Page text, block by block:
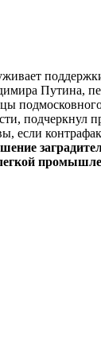
Путина,
подчеркнул
если